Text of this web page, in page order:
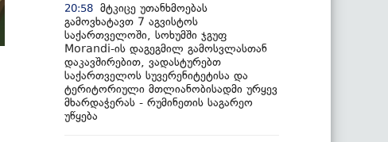
20:58 მტკიცე უთანხმოებას
გამოვხატავთ 7 აგვისტოს
საქართველოში, სოხუმში ჯგუფ
Morandi-ის დაგეგმილ გამოსვლასთან
დაკავშირებით, ვადასტურებთ
საქართველოს სუვერენიტეტისა და
ტერიტორიული მთლიანობისადმი ურყევ
მხარდაჭერას - რუმინეთის საგარეო
უწყება